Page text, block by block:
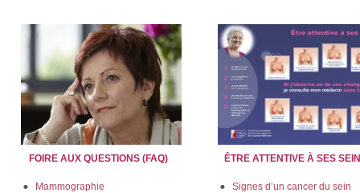
FOIRE AUX QUESTIONS (FAQ)
Mammographie
ÊTRE ATTENTIVE À SES
Signes d’un cancer du sein